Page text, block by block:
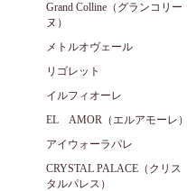
Grand Colline（グランコリー
ヌ）
メトルオヴェール
リゴレット
イルフィオーレ
EL AMOR（エルアモーレ）
アイウォーラパレ
CRYSTAL PALACE（クリス
タルパレス）